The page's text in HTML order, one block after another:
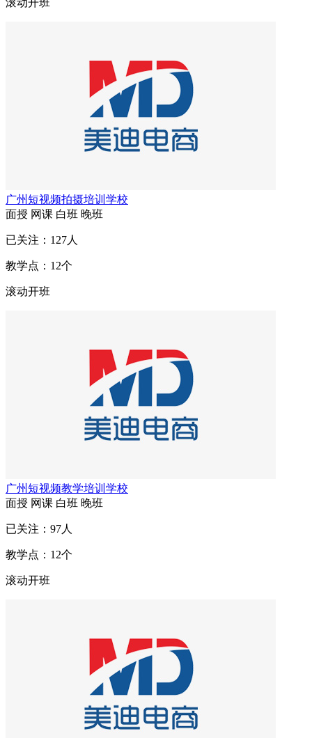
滚动开班
广州短视频拍摄培训学校
面授 网课 白班 晚班
已关注： 127人
教学点： 12个
滚动开班
广州短视频教学培训学校
面授 网课 白班 晚班
已关注： 97人
教学点： 12个
滚动开班